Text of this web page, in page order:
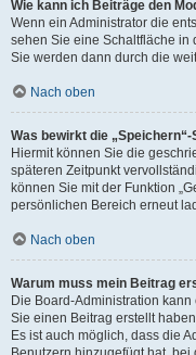
Wie kann ich Beiträge den
Wenn ein Administrator die
sehen Sie eine Schaltfläche in
Sie werden dann durch die
Nach oben
Was bewirkt die
Hiermit können Sie die
späteren Zeitpunkt
können Sie mit der Funktion
persönlichen Bereich erneut
Nach oben
Warum muss mein Beitrag
Die Board-Administration
Sie einen Beitrag erstellt
Es ist auch möglich, dass die